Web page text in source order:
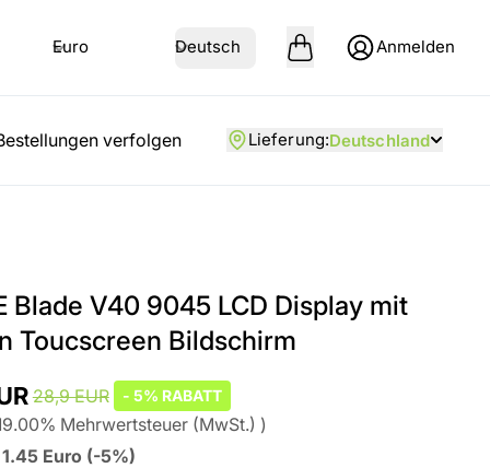
Euro Deutsch Anmelden
verfolgen Lieferung:Deutschland
Blade V40 9045 LCD Display mit
Toucscreen Bildschirm
28,9 EUR - 5% RABATT
% Mehrwertsteuer (MwSt.) )
1.45 Euro (-5%)